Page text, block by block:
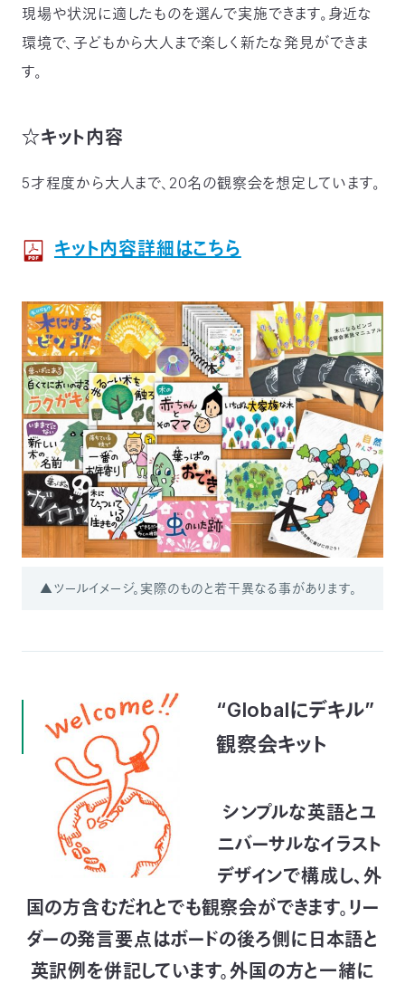
現場や状況に適したものを選んで実施できます。身近な
環境で、子どもから大人まで楽しく新たな発見ができま
す。
☆キット内容
5才程度から大人まで、20名の観察会を想定しています。
キット内容詳細はこちら
▲ツールイメージ。実際のものと若干異なる事があります。
“Globalにデキル”
観察会キット
シンプルな英語とユ
ニバーサルなイラスト
デザインで構成し、外
国の方含むだれとでも観察会ができます。リー
ダーの発言要点はボードの後ろ側に日本語と
英訳例を併記しています。外国の方と一緒に